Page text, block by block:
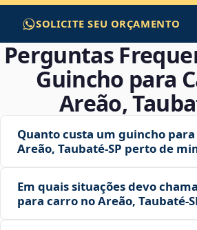
SOLICITE SEU ORÇAMENTO
Perguntas
Guincho para
Areão,
Quanto custa um guincho
Areão, Taubaté‑SP perto de
Em quais situações devo
para carro no Areão,